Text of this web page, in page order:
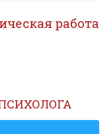
работа